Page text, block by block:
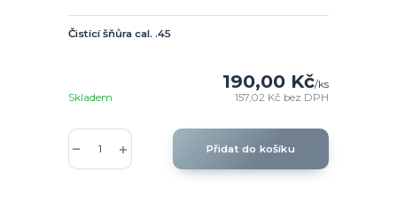
Čistící šňůra cal. .45
190,00 Kč/ks
157,02 Kč bez DPH
Skladem
Přidat do košíku